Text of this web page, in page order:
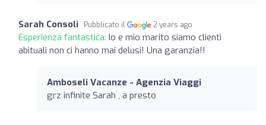
Sarah Consoli Pubblicato il 2 years ago
Esperienza fantastica: Io e mio marito siamo clienti
abituali non ci hanno mai delusi! Una garanzia!!
Amboseli Vacanze - Agenzia Viaggi
grz infinite Sarah , a presto